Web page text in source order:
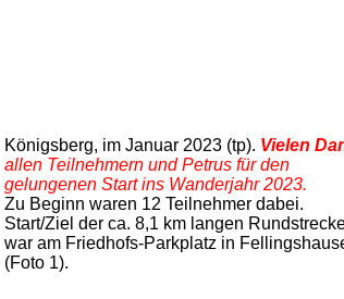
Königsberg, im Januar 2023 (tp). Vielen
allen Teilnehmern und Petrus für den
gelungenen Start ins Wanderjahr 2023.
Zu Beginn waren 12 Teilnehmer dabei.
Start/Ziel der ca. 8,1 km langen
war am Friedhofs-Parkplatz in
(Foto 1).